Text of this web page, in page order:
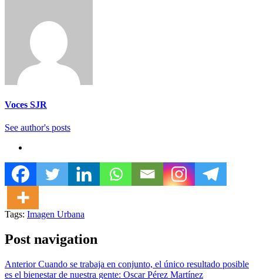
Voces SJR
See author's posts
Tags: Imagen Urbana
Post navigation
AnteriorCuando se trabaja en conjunto, el único resultado posible
es el bienestar de nuestra gente: Oscar Pérez Martínez